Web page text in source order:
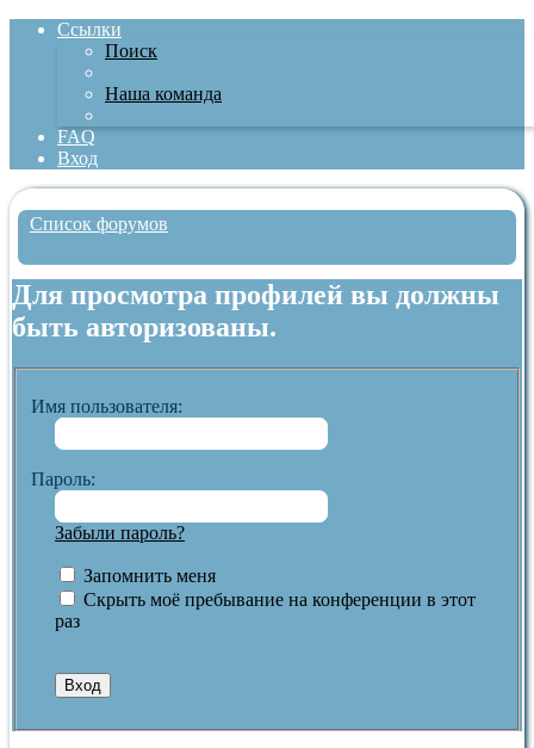
Ссылки
Поиск
Наша команда
FAQ
Вход
Список форумов
Для просмотра профилей вы должны
быть авторизованы.
Имя пользователя:
Пароль:
Забыли пароль?
Запомнить меня
Скрыть моё пребывание на конференции в этот
раз